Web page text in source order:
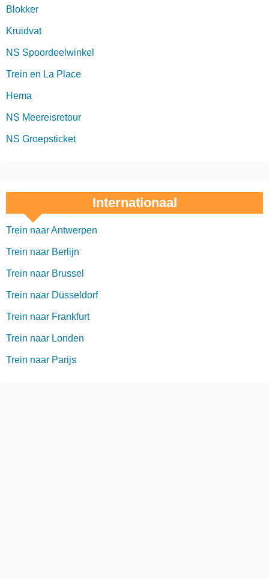
Blokker
Kruidvat
NS Spoordeelwinkel
Trein en La Place
Hema
NS Meereisretour
NS Groepsticket
Internationaal
Trein naar Antwerpen
Trein naar Berlijn
Trein naar Brussel
Trein naar Düsseldorf
Trein naar Frankfurt
Trein naar Londen
Trein naar Parijs